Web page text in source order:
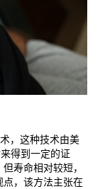
，这种技术由美
得到一定的证
寿命相对较短，
点，该方法主张在